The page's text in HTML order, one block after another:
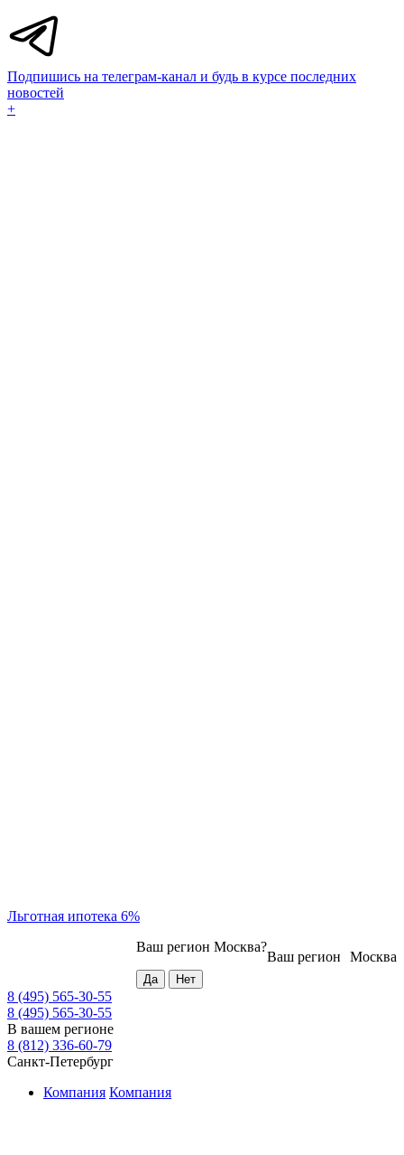
Подпишись на телеграм-канал и будь в курсе последних
новостей
+
Льготная ипотека 6%
Москва
Ваш регион
Ваш регион Москва?
8 (495) 565-30-55
8 (495) 565-30-55
В вашем регионе
8 (812) 336-60-79
Санкт-Петербург
Компания Компания